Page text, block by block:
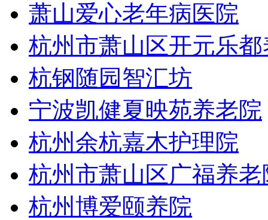
萧山爱心老年病医院
杭州市萧山区开元乐
杭钢随园智汇坊
宁波凯健夏映苑养老院
杭州余杭嘉木护理院
杭州市萧山区广福养老
杭州博爱颐养院